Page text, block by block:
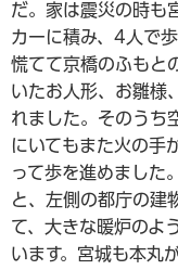
だ。家は震災の時も
カーに積み、4人で
慌てて京橋のふもと
いたお人形、お雛様
れました。そのうち
にいてもまた火の手
って歩を進めました
と、左側の都庁の建
て、大きな暖炉のよ
います。宮城も本丸